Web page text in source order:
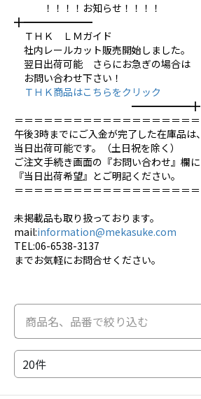
！！！！お知らせ！！！！
╋━━━━━━━
ＴＨＫ ＬＭガイド
社内レールカット販売開始しました。
翌日出荷可能 さらにお急ぎの場合は
お問い合わせ下さい！
ＴＨＫ商品はこちらをクリック
━━━━━━╋
＝＝＝＝＝＝＝＝＝＝＝＝＝＝＝＝＝＝＝
午後3時までにご入金が完了した在庫品は、
当日出荷可能です。（土日祝を除く）
ご注文手続き画面の『お問い合わせ』欄に
『当日出荷希望』とご明記ください。
＝＝＝＝＝＝＝＝＝＝＝＝＝＝＝＝＝＝＝
未掲載品も取り扱っております。
mail:information@mekasuke.com
TEL:06-6538-3137
までお気軽にお問合せください。